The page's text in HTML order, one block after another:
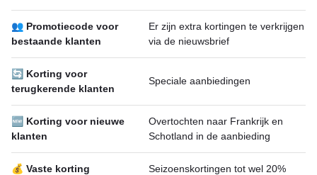
👥 Promotiecode voor
bestaande klanten
Er zijn extra kortingen te verkrijgen
via de nieuwsbrief
🔄 Korting voor
terugkerende klanten
Speciale aanbiedingen
🆕 Korting voor nieuwe
klanten
Overtochten naar Frankrijk en
Schotland in de aanbieding
💰 Vaste korting Seizoenskortingen tot wel 20%